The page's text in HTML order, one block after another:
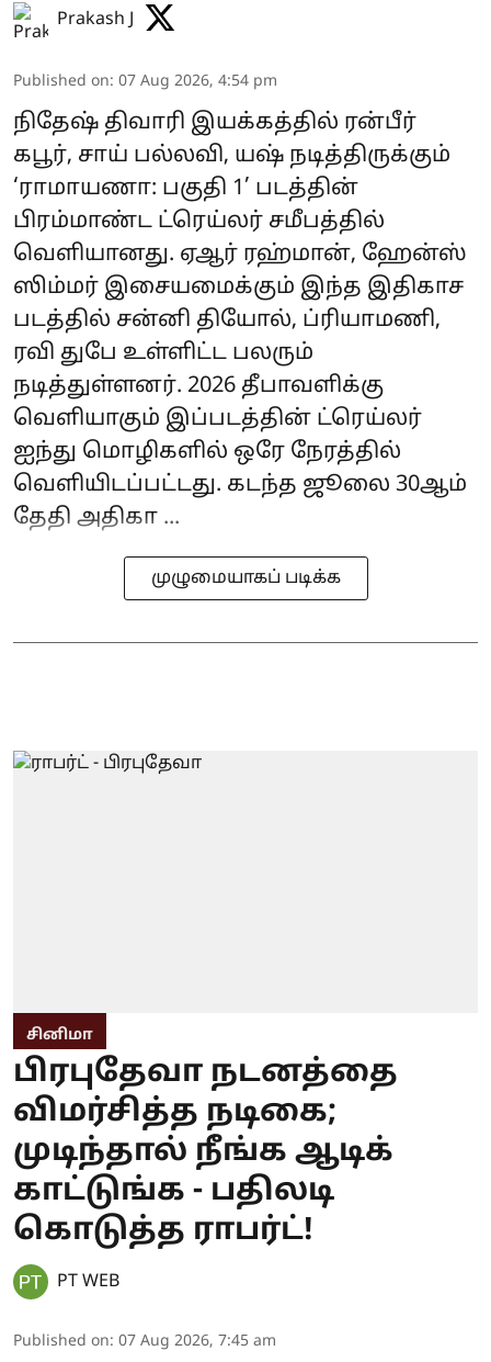
Prakash J
Published on: 07 Aug 2026, 4:54 pm
நிதேஷ் திவாரி இயக்கத்தில் ரன்பீர்
கபூர், சாய் பல்லவி, யஷ் நடித்திருக்கும்
‘ராமாயணா: பகுதி 1’ படத்தின்
பிரம்மாண்ட ட்ரெய்லர் சமீபத்தில்
வெளியானது. ஏஆர் ரஹ்மான், ஹேன்ஸ்
ஸிம்மர் இசையமைக்கும் இந்த இதிகாச
படத்தில் சன்னி தியோல், ப்ரியாமணி,
ரவி துபே உள்ளிட்ட பலரும்
நடித்துள்ளனர். 2026 தீபாவளிக்கு
வெளியாகும் இப்படத்தின் ட்ரெய்லர்
ஐந்து மொழிகளில் ஒரே நேரத்தில்
வெளியிடப்பட்டது. கடந்த ஜூலை 30ஆம்
தேதி அதிகா ...
முழுமையாகப் படிக்க
சினிமா
பிரபுதேவா நடனத்தை
விமர்சித்த நடிகை;
முடிந்தால் நீங்க ஆடிக்
காட்டுங்க - பதிலடி
கொடுத்த ராபர்ட்!
PT WEB
Published on: 07 Aug 2026, 7:45 am